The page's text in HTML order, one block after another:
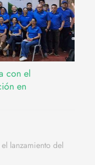
con el
en
lanzamiento del